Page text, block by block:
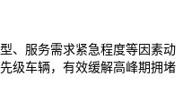
、服务需求紧急程度等因素动
级车辆，有效缓解高峰期拥堵